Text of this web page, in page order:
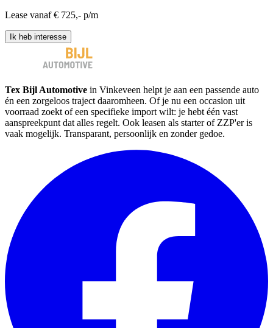
Lease vanaf € 725,- p/m
Ik heb interesse
Tex Bijl Automotive in Vinkeveen helpt je aan een passende auto
én een zorgeloos traject daaromheen. Of je nu een occasion uit
voorraad zoekt of een specifieke import wilt: je hebt één vast
aanspreekpunt dat alles regelt. Ook leasen als starter of ZZP'er is
vaak mogelijk. Transparant, persoonlijk en zonder gedoe.